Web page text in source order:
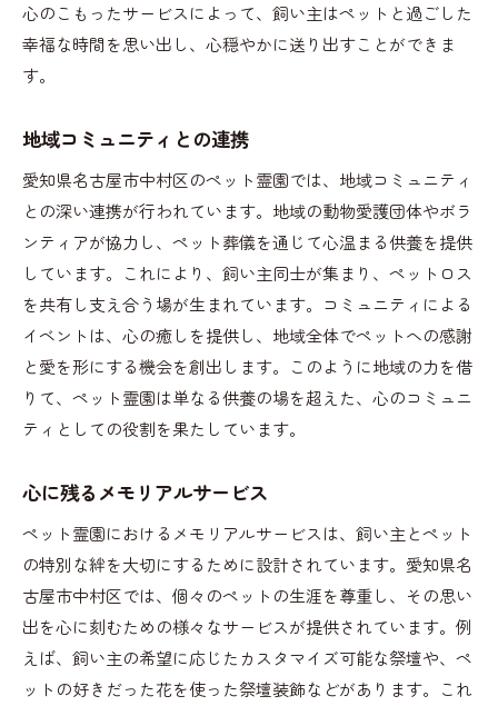
心のこもったサービスによって、飼い主はペットと過ごした
幸福な時間を思い出し、心穏やかに送り出すことができま
す。
地域コミュニティとの連携
愛知県名古屋市中村区のペット霊園では、地域コミュニティ
との深い連携が行われています。地域の動物愛護団体やボラ
ンティアが協力し、ペット葬儀を通じて心温まる供養を提供
しています。これにより、飼い主同士が集まり、ペットロス
を共有し支え合う場が生まれています。コミュニティによる
イベントは、心の癒しを提供し、地域全体でペットへの感謝
と愛を形にする機会を創出します。このように地域の力を借
りて、ペット霊園は単なる供養の場を超えた、心のコミュニ
ティとしての役割を果たしています。
心に残るメモリアルサービス
ペット霊園におけるメモリアルサービスは、飼い主とペット
の特別な絆を大切にするために設計されています。愛知県名
古屋市中村区では、個々のペットの生涯を尊重し、その思い
出を心に刻むための様々なサービスが提供されています。例
えば、飼い主の希望に応じたカスタマイズ可能な祭壇や、ペ
ットの好きだった花を使った祭壇装飾などがあります。これ